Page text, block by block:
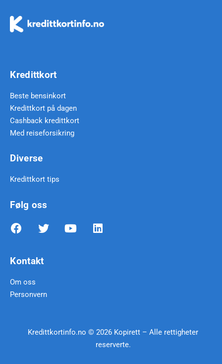
Kredittkort
Beste bensinkort
Kredittkort på dagen
Cashback kredittkort
Med reiseforsikring
Diverse
Kredittkort tips
Følg oss
Kontakt
Om oss
Personvern
Kredittkortinfo.no © 2026 Kopirett – Alle rettigheter
reserverte.